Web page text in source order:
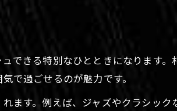
的な夜とは
ち着き体験
一週間
できる特別なひとときになります。
で過ごせるのが魅力です。
ます。例えば、ジャズやクラシック